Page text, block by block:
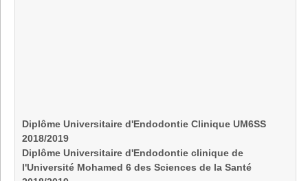
Diplôme Universitaire d'Endodontie Clinique UM6SS
2018/2019
Diplôme Universitaire d'Endodontie clinique de
l'Université Mohamed 6 des Sciences de la Santé